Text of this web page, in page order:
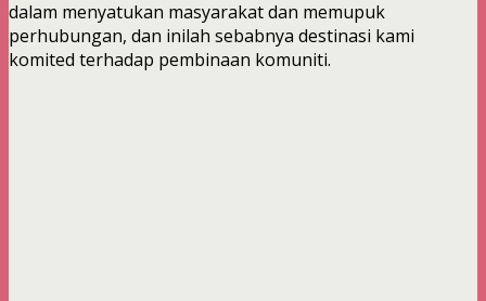
dalam menyatukan masyarakat dan memupuk
perhubungan, dan inilah sebabnya destinasi kami
komited terhadap pembinaan komuniti.